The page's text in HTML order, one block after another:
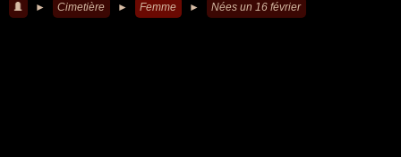
► Cimetière ► Femme ► Nées un 16 février